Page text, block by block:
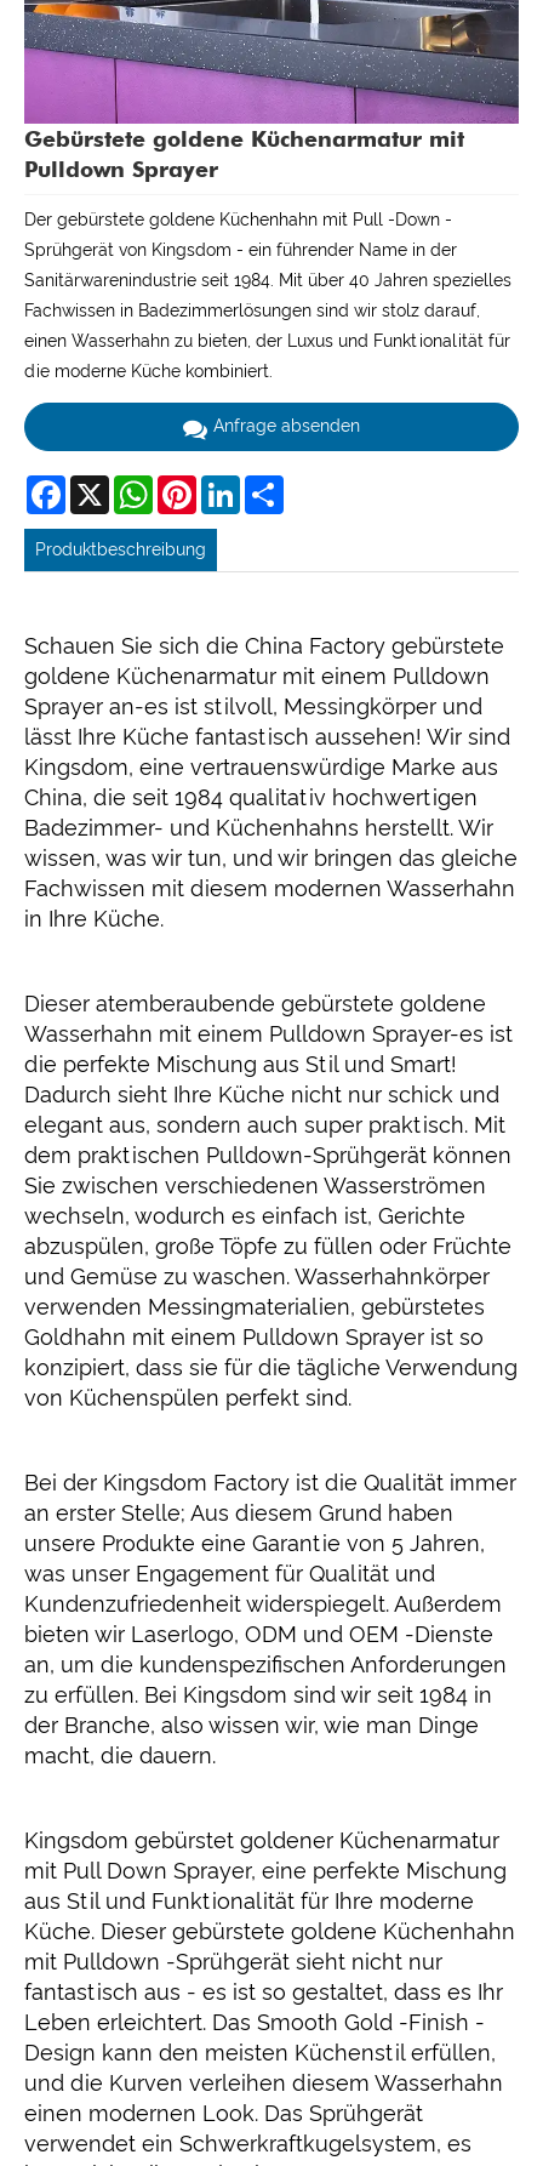
Gebürstete goldene Küchenarmatur mit
Pulldown Sprayer
Der gebürstete goldene Küchenhahn mit Pull -Down -
Sprühgerät von Kingsdom - ein führender Name in der
Sanitärwarenindustrie seit 1984. Mit über 40 Jahren spezielles
Fachwissen in Badezimmerlösungen sind wir stolz darauf,
einen Wasserhahn zu bieten, der Luxus und Funktionalität für
die moderne Küche kombiniert.
Anfrage absenden
Facebook
X WhatsAppPinterestLinkedIn
Produktbeschreibung
Schauen Sie sich die China Factory gebürstete
goldene Küchenarmatur mit einem Pulldown
Sprayer an-es ist stilvoll, Messingkörper und
lässt Ihre Küche fantastisch aussehen! Wir sind
Kingsdom, eine vertrauenswürdige Marke aus
China, die seit 1984 qualitativ hochwertigen
Badezimmer- und Küchenhahns herstellt. Wir
wissen, was wir tun, und wir bringen das gleiche
Fachwissen mit diesem modernen Wasserhahn
in Ihre Küche.
Dieser atemberaubende gebürstete goldene
Wasserhahn mit einem Pulldown Sprayer-es ist
die perfekte Mischung aus Stil und Smart!
Dadurch sieht Ihre Küche nicht nur schick und
elegant aus, sondern auch super praktisch. Mit
dem praktischen Pulldown-Sprühgerät können
Sie zwischen verschiedenen Wasserströmen
wechseln, wodurch es einfach ist, Gerichte
abzuspülen, große Töpfe zu füllen oder Früchte
und Gemüse zu waschen. Wasserhahnkörper
verwenden Messingmaterialien, gebürstetes
Goldhahn mit einem Pulldown Sprayer ist so
konzipiert, dass sie für die tägliche Verwendung
von Küchenspülen perfekt sind.
Bei der Kingsdom Factory ist die Qualität immer
an erster Stelle; Aus diesem Grund haben
unsere Produkte eine Garantie von 5 Jahren,
was unser Engagement für Qualität und
Kundenzufriedenheit widerspiegelt. Außerdem
bieten wir Laserlogo, ODM und OEM -Dienste
an, um die kundenspezifischen Anforderungen
zu erfüllen. Bei Kingsdom sind wir seit 1984 in
der Branche, also wissen wir, wie man Dinge
macht, die dauern.
Kingsdom gebürstet goldener Küchenarmatur
mit Pull Down Sprayer, eine perfekte Mischung
aus Stil und Funktionalität für Ihre moderne
Küche. Dieser gebürstete goldene Küchenhahn
mit Pulldown -Sprühgerät sieht nicht nur
fantastisch aus - es ist so gestaltet, dass es Ihr
Leben erleichtert. Das Smooth Gold -Finish -
Design kann den meisten Küchenstil erfüllen,
und die Kurven verleihen diesem Wasserhahn
einen modernen Look. Das Sprühgerät
verwendet ein Schwerkraftkugelsystem, es